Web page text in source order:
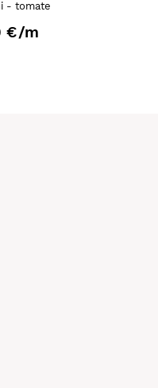
- tomate
€/m